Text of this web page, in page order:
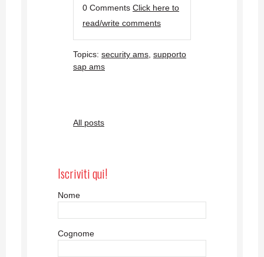
0 Comments Click here to
read/write comments
Topics: security ams supporto
sap ams
All posts
Iscriviti qui!
Nome
Cognome